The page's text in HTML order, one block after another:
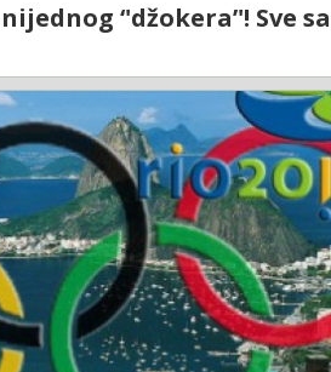
‘'džokera’'! Sve